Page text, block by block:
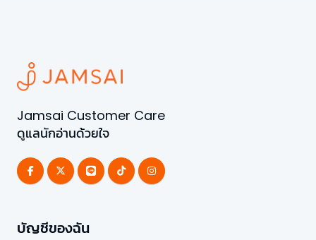
Jamsai Customer Care
ดูแลนักอ่านด้วยใจ
บัญชีของฉัน